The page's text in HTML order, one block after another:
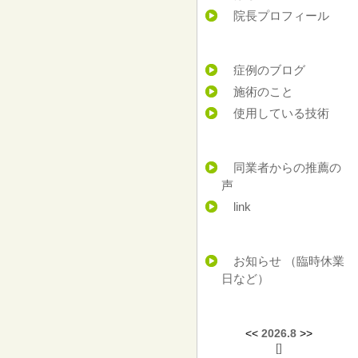
院長プロフィール
症例のブログ
施術のこと
使用している技術
同業者からの推薦の
声
link
お知らせ （臨時休業
日など）
<< 2026.8 >>
[]